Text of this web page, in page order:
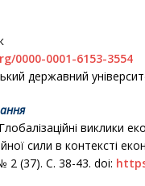
0000-0001-6153-3554
державний
виклики
сили в контексті
2 (37). С. 38-43. doi: